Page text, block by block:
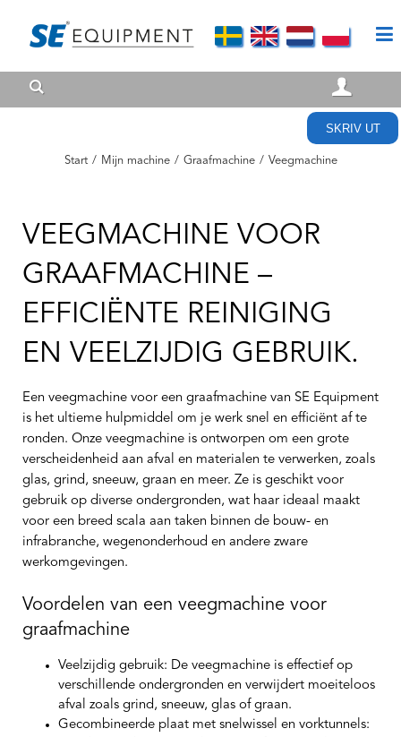
SKRIV UT
Start / Mijn machine / Graafmachine / Veegmachine
VEEGMACHINE VOOR
GRAAFMACHINE –
EFFICIËNTE REINIGING
EN VEELZIJDIG GEBRUIK.
Een veegmachine voor een graafmachine van SE Equipment
is het ultieme hulpmiddel om je werk snel en efficiënt af te
ronden. Onze veegmachine is ontworpen om een grote
verscheidenheid aan afval en materialen te verwerken, zoals
glas, grind, sneeuw, graan en meer. Ze is geschikt voor
gebruik op diverse ondergronden, wat haar ideaal maakt
voor een breed scala aan taken binnen de bouw- en
infrabranche, wegenonderhoud en andere zware
werkomgevingen.
Voordelen van een veegmachine voor
graafmachine
Veelzijdig gebruik: De veegmachine is effectief op
verschillende ondergronden en verwijdert moeiteloos
afval zoals grind, sneeuw, glas of graan.
Gecombineerde plaat met snelwissel en vorktunnels: